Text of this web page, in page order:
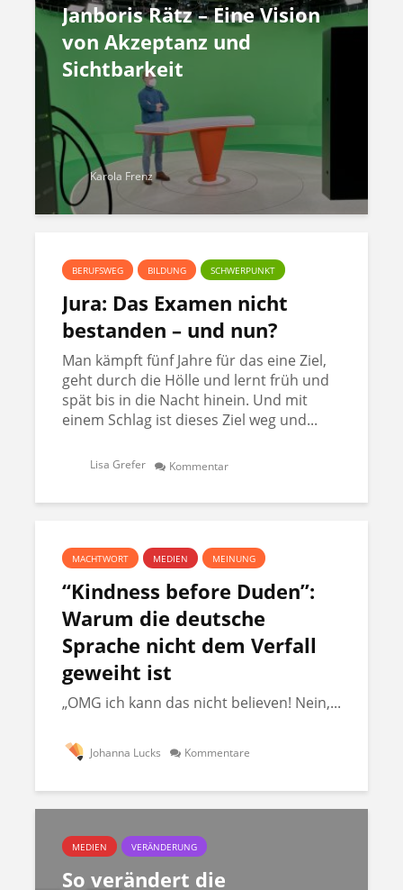
Janboris Rätz – Eine Vision
von Akzeptanz und
Sichtbarkeit
Karola Frenz
BERUFSWEG BILDUNG SCHWERPUNKT
Jura: Das Examen nicht
bestanden – und nun?
Man kämpft fünf Jahre für das eine Ziel,
geht durch die Hölle und lernt früh und
spät bis in die Nacht hinein. Und mit
einem Schlag ist dieses Ziel weg und...
Lisa Grefer Kommentar
MACHTWORT MEDIEN MEINUNG
“Kindness before Duden”:
Warum die deutsche
Sprache nicht dem Verfall
geweiht ist
„OMG ich kann das nicht believen! Nein,...
Johanna Lucks Kommentare
MEDIEN VERÄNDERUNG
So verändert die